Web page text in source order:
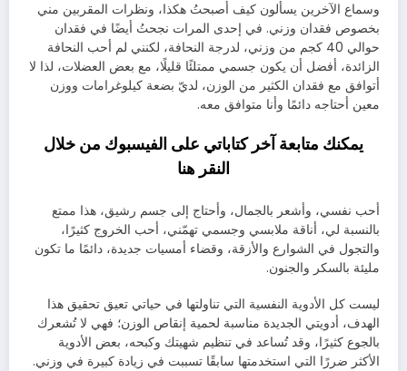
وسماع الآخرين يسألون كيف أصبحتُ هكذا، ونظرات المقربين مني
بخصوص فقدان وزني. في إحدى المرات نجحتُ أيضًا في فقدان
حوالي 40 كجم من وزني، لدرجة النحافة، لكنني لم أحب النحافة
الزائدة، أفضل أن يكون جسمي ممتلئًا قليلًا، مع بعض العضلات، لذا لا
أتوافق مع فقدان الكثير من الوزن، لديّ بضعة كيلوغرامات ووزن
معين أحتاجه دائمًا وأنا متوافق معه.
يمكنك متابعة آخر كتاباتي على الفيسبوك من خلال
النقر هنا
أحب نفسي، وأشعر بالجمال، وأحتاج إلى جسم رشيق، هذا ممتع
بالنسبة لي، أناقة ملابسي وجسمي تهمّني، أحب الخروج كثيرًا،
والتجول في الشوارع والأزقة، وقضاء أمسيات جديدة، دائمًا ما تكون
مليئة بالسكر والجنون.
ليست كل الأدوية النفسية التي تناولتها في حياتي تعيق تحقيق هذا
الهدف، أدويتي الجديدة مناسبة لحمية إنقاص الوزن؛ فهي لا تُشعرك
بالجوع كثيرًا، وقد تُساعد في تنظيم شهيتك وكبحه، بعض الأدوية
الأكثر ضررًا التي استخدمتها سابقًا تسببت في زيادة كبيرة في وزني.